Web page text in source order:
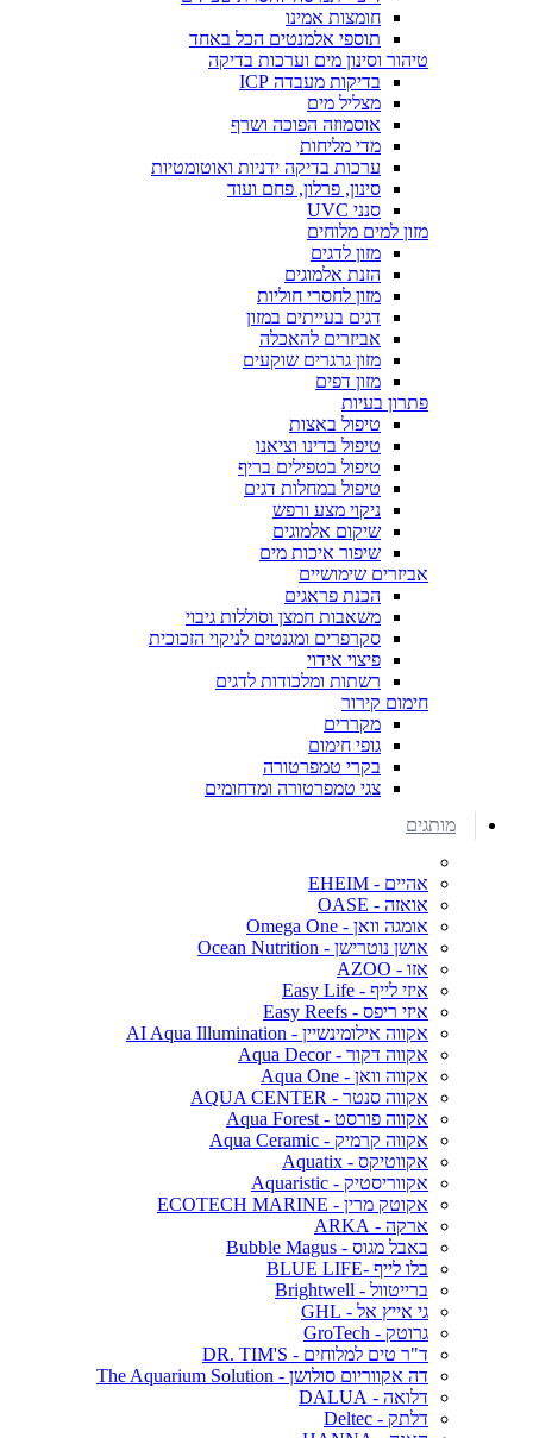
חומצות אמינו
תוספי אלמנטים הכל באחד
טיהור וסינון מים וערכות בדיקה
בדיקות מעבדה ICP
מצליל מים
אוסמוזה הפוכה ושרף
מדי מליחות
ערכות בדיקה ידניות ואוטומטיות
סינון, פרלון, פחם ועוד
סנני UVC
מזון למים מלוחים
מזון לדגים
הזנת אלמוגים
מזון לחסרי חוליות
דגים בעייתים במזון
אביזרים להאכלה
מזון גרגרים שוקעים
מזון דפים
פתרון בעיות
טיפול באצות
טיפול בדינו וציאנו
טיפול בטפילים בריף
טיפול במחלות דגים
ניקוי מצע ורפש
שיקום אלמוגים
שיפור איכות מים
אביזרים שימושיים
הכנת פראגים
משאבות חמצן וסוללות גיבוי
סקרפרים ומגנטים לניקוי הזכוכית
פיצוי אידוי
רשתות ומלכודות לדגים
חימום קירור
מקררים
גופי חימום
בקרי טמפרטורה
צגי טמפרטורה ומדחומים
מותגים
אהיים - EHEIM
אואזה - OASE
אומגה וואן - Omega One
אושן נוטרישן - Ocean Nutrition
אזו - AZOO
איזי לייף - Easy Life
איזי ריפס - Easy Reefs
אקווה אילומינשיין - AI Aqua Illumination
אקווה דקור - Aqua Decor
אקווה וואן - Aqua One
אקווה סנטר - AQUA CENTER
אקווה פורסט - Aqua Forest
אקווה קרמיק - Aqua Ceramic
אקווטיקס - Aquatix
אקווריסטיק - Aquaristic
אקוטק מרין - ECOTECH MARINE
ארקה - ARKA
באבל מגוס - Bubble Magus
בלו לייף -BLUE LIFE
ברייטוול - Brightwell
גי אייץ אל - GHL
גרוטק - GroTech
ד"ר טים למלוחים - DR. TIM'S
דה אקווריום סולושן - The Aquarium Solution
דלואה - DALUA
דלתק - Deltec